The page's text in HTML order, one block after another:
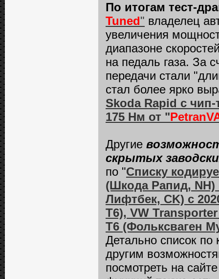
По итогам тест-
Tuned" владелец
увеличения
диапазоне
на педаль газа. За
передачи стали
стал более ярко
Skoda Rapid с чип-
175 Нм от "
Другие
скрытых
по "Списку
(Шкода Рапид, NH)
Лифтбек, CK) с
Т6), VW
T6 (Фольксваген
Детально список
другим
посмотреть на